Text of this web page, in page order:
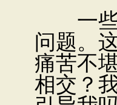
一些
问题。
痛苦不
相交？